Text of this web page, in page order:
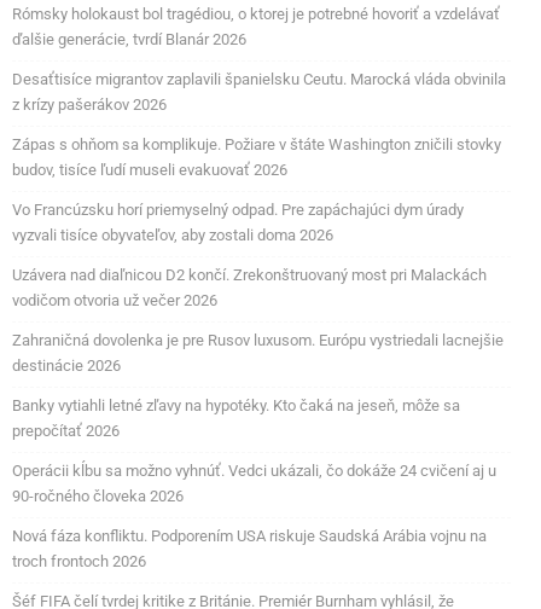
Rómsky holokaust bol tragédiou, o ktorej je potrebné hovoriť a vzdelávať
ďalšie generácie, tvrdí Blanár 2026
Desaťtisíce migrantov zaplavili španielsku Ceutu. Marocká vláda obvinila
z krízy pašerákov 2026
Zápas s ohňom sa komplikuje. Požiare v štáte Washington zničili stovky
budov, tisíce ľudí museli evakuovať 2026
Vo Francúzsku horí priemyselný odpad. Pre zapáchajúci dym úrady
vyzvali tisíce obyvateľov, aby zostali doma 2026
Uzávera nad diaľnicou D2 končí. Zrekonštruovaný most pri Malackách
vodičom otvoria už večer 2026
Zahraničná dovolenka je pre Rusov luxusom. Európu vystriedali lacnejšie
destinácie 2026
Banky vytiahli letné zľavy na hypotéky. Kto čaká na jeseň, môže sa
prepočítať 2026
Operácii kĺbu sa možno vyhnúť. Vedci ukázali, čo dokáže 24 cvičení aj u
90-ročného človeka 2026
Nová fáza konfliktu. Podporením USA riskuje Saudská Arábia vojnu na
troch frontoch 2026
Šéf FIFA čelí tvrdej kritike z Británie. Premiér Burnham vyhlásil, že